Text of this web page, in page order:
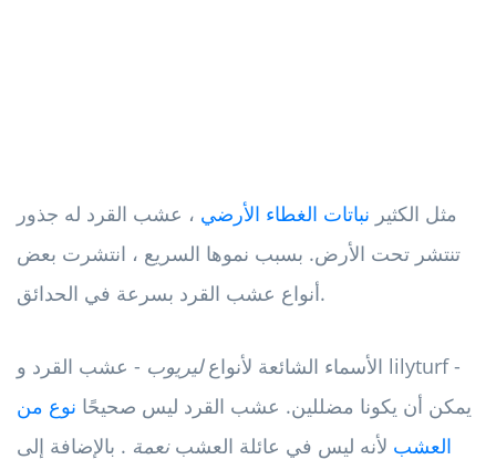
مثل الكثير نباتات الغطاء الأرضي ، عشب القرد له جذور
تنتشر تحت الأرض. بسبب نموها السريع ، انتشرت بعض
أنواع عشب القرد بسرعة في الحدائق.
الأسماء الشائعة لأنواعليريوب - عشب القرد و lilyturf -
يمكن أن يكونا مضللين. عشب القرد ليس صحيحًا نوع من
العشب لأنه ليس في عائلة العشبنعمة . بالإضافة إلى